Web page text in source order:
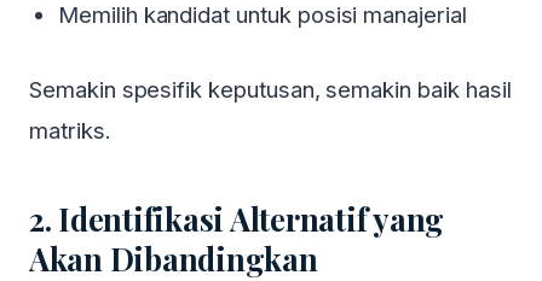
Memilih kandidat untuk posisi manajerial
Semakin spesifik keputusan, semakin baik hasil
matriks.
2. Identifikasi Alternatif yang
Akan Dibandingkan